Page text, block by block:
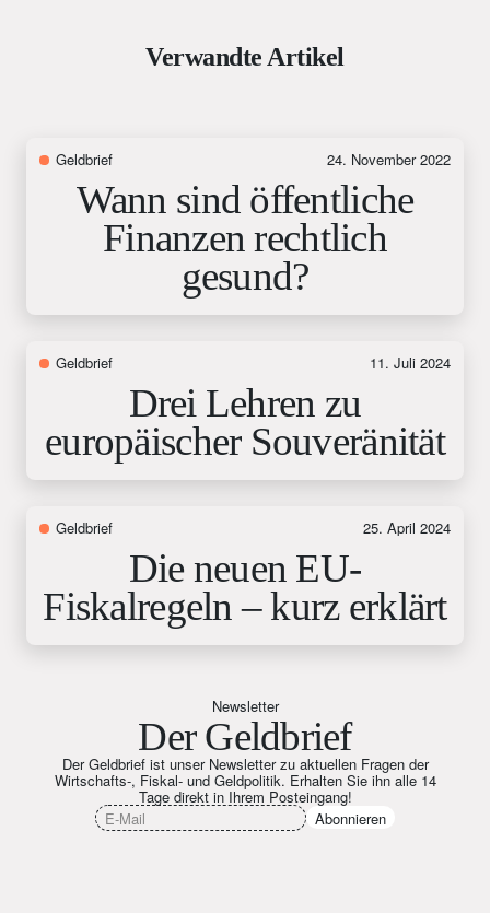
Verwandte Artikel
Geldbrief 24. November 2022
Wann sind öffentliche
Finanzen rechtlich
gesund?
Geldbrief 11. Juli 2024
Drei Lehren zu
europäischer Souveränität
Geldbrief 25. April 2024
Die neuen EU-
Fiskalregeln – kurz erklärt
Newsletter
Der Geldbrief
Der Geldbrief ist unser Newsletter zu aktuellen Fragen der
Wirtschafts-, Fiskal- und Geldpolitik. Erhalten Sie ihn alle 14
Tage direkt in Ihrem Posteingang!